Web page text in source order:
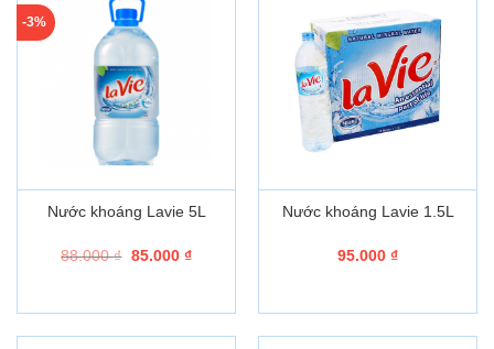
-3%
Nước khoáng Lavie 5L
88.000₫ Giá
85.000 ₫Giá
85.000 ₫.
Nước khoáng Lavie 1.5L
95.000 ₫